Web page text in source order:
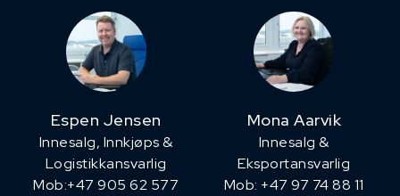
Espen Jensen
Innesalg, ​Innkjøps &
Logistikkansvarlig
Mob:+47 905 62 577
Mona Aarvik
Innesalg &
Eksportansvarlig
Mob: +47 97 74 88 11